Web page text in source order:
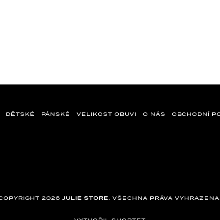
DĚTSKÉ PÁNSKÉ VELIKOST OBUVI O NÁS OBCHODNÍ
2026JULIE STORE. VŠECHNA PRÁVA